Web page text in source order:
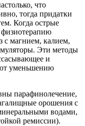
что
тогда придатки
Когда острые
с магнием, калием,
Эти методы
и
уменьшению
парафинолечение,
орошения с
водами,
ремиссии).